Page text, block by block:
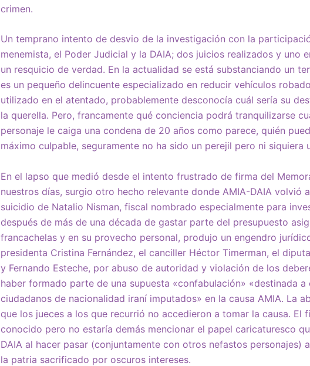
crimen.
Un temprano intento de desvio de la investigación con la
menemista, el Poder Judicial y la DAIA; dos juicios realizados y uno
un resquicio de verdad. En la actualidad se está substanciando un
es un pequeño delincuente especializado en reducir vehículos
utilizado en el atentado, probablemente desconocía cuál sería su
la querella. Pero, francamente qué conciencia podrá tranquilizarse
personaje le caiga una condena de 20 años como parece, quién
máximo culpable, seguramente no ha sido un perejil pero ni siquiera
En el lapso que medió desde el intento frustrado de firma del
nuestros días, surgio otro hecho relevante donde AMIA-DAIA volvió
suicidio de Natalio Nisman, fiscal nombrado especialmente para
después de más de una década de gastar parte del presupuesto
francachelas y en su provecho personal, produjo un engendro
presidenta Cristina Fernández, el canciller Héctor Timerman, el
y Fernando Esteche, por abuso de autoridad y violación de los
haber formado parte de una supuesta «confabulación» «destinada
ciudadanos de nacionalidad iraní imputados» en la causa AMIA. La
que los jueces a los que recurrió no accedieron a tomar la causa. El
conocido pero no estaría demás mencionar el papel caricaturesco
DAIA al hacer pasar (conjuntamente con otros nefastos personajes)
la patria sacrificado por oscuros intereses.